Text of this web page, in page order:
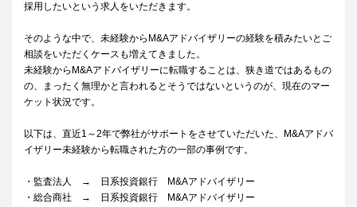
採用したいという求人をいただきます。
そのような中で、未経験からM&Aアドバイザリーの経験を積みたいとご
相談をいただくケースも増えてきました。
未経験からM&Aアドバイザリーに転職することは、狭き道ではあるもの
の、まったく無理かと言われるとそうではないというのが、現在のマー
ケット状況です。
以下は、直近1～2年で弊社がサポートをさせていただいた、M&Aアドバ
イザリー未経験から転職された方の一部の事例です。
・監査法人 → 日系投資銀行 M&Aアドバイザリー
・総合商社 → 日系投資銀行 M&Aアドバイザリー